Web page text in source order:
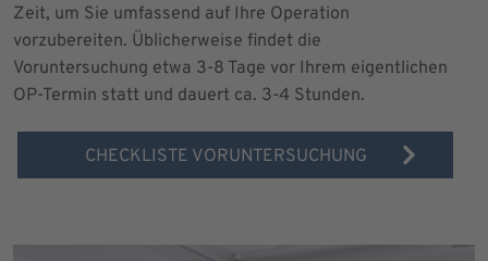
Zeit, um Sie umfassend auf Ihre Operation
vorzubereiten. Üblicherweise findet die
Voruntersuchung etwa 3-8 Tage vor Ihrem eigentlichen
OP-Termin statt und dauert ca. 3-4 Stunden.
CHECKLISTE VORUNTERSUCHUNG